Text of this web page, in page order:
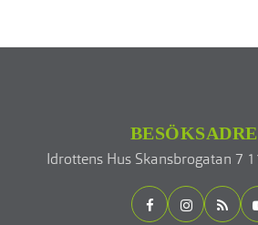
Idrottens HusSkansbrogatan 7